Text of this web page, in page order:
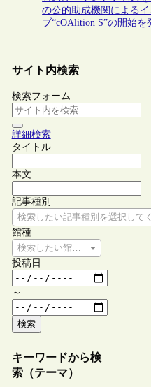
の公的助成機関による
ブ“cOAlition S”の開始を
サイト内検索
検索フォーム
詳細検索
タイトル
本文
記事種別
検索したい記事種別を選択して
館種
検索したい館種を選択してくださ
投稿日
～
検索
キーワードから検
索（テーマ）